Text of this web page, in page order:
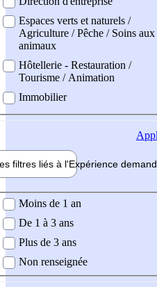
Espaces verts et naturels /
Agriculture / Pêche / Soins aux
animaux
Hôtellerie - Restauration /
Tourisme / Animation
Immobilier
filtres liés à l'Expérience
demandée
Moins de 1 an
De 1 à 3 ans
Plus de 3 ans
Non renseignée